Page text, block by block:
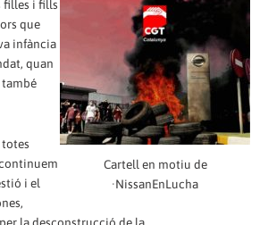
Cartell en motiu de
·NissanEnLucha
filles i fills
que
infància
quan
també
totes
i el
la desconstrucció de la